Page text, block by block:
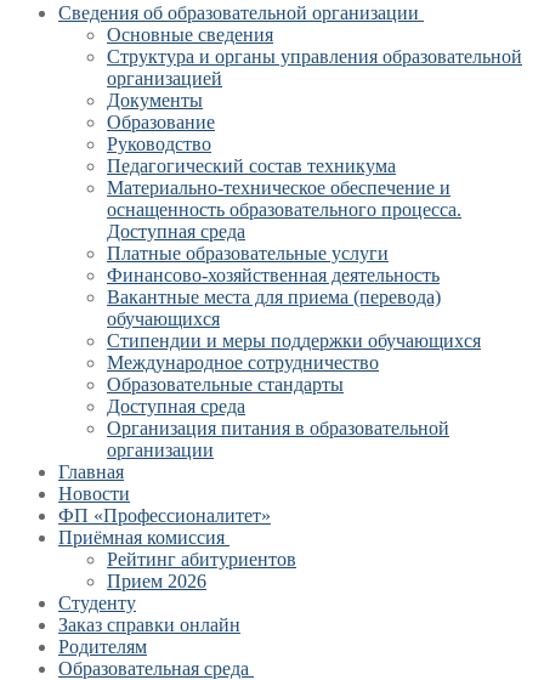
Сведения об образовательной организации
Основные сведения
Структура и органы управления образовательной
организацией
Документы
Образование
Руководство
Педагогический состав техникума
Материально-техническое обеспечение и
оснащенность образовательного процесса.
Доступная среда
Платные образовательные услуги
Финансово-хозяйственная деятельность
Вакантные места для приема (перевода)
обучающихся
Стипендии и меры поддержки обучающихся
Международное сотрудничество
Образовательные стандарты
Доступная среда
Организация питания в образовательной
организации
Главная
Новости
ФП «Профессионалитет»
Приёмная комиссия
Рейтинг абитуриентов
Прием 2026
Студенту
Заказ справки онлайн
Родителям
Образовательная среда